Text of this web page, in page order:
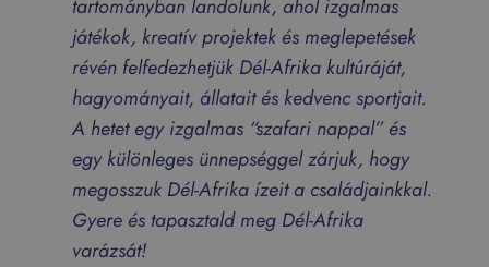
tartományban landolunk, ahol izgalmas
játékok, kreatív projektek és meglepetések
révén felfedezhetjük Dél-Afrika kultúráját,
hagyományait, állatait és kedvenc sportjait.
A hetet egy izgalmas “szafari nappal” és
egy különleges ünnepséggel zárjuk, hogy
megosszuk Dél-Afrika ízeit a családjainkkal.
Gyere és tapasztald meg Dél-Afrika
varázsát!